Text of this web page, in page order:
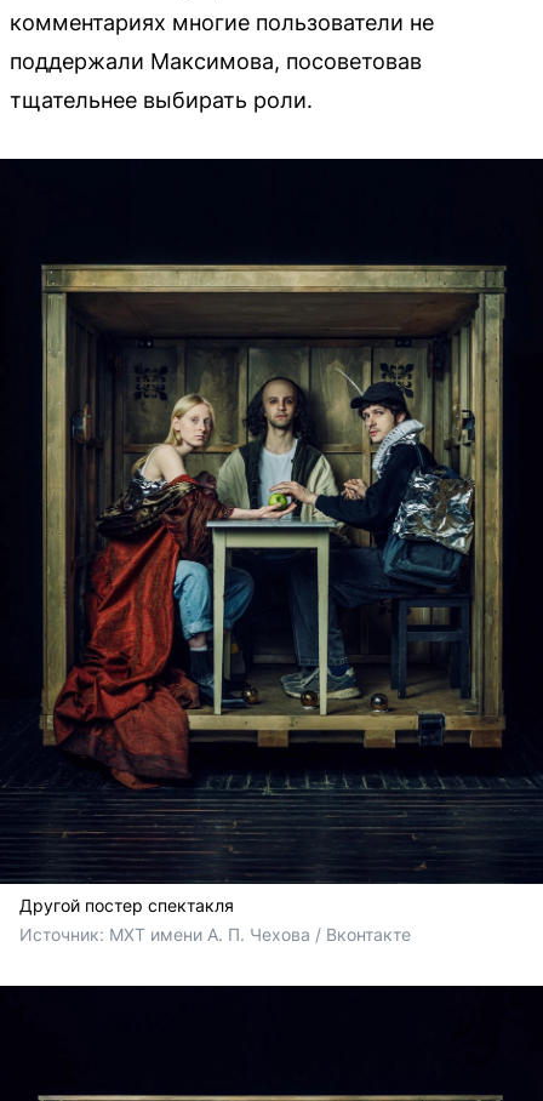
комментариях многие пользователи не
поддержали Максимова, посоветовав
тщательнее выбирать роли.
Другой постер спектакля
Источник: МХТ имени А. П. Чехова / Вконтакте